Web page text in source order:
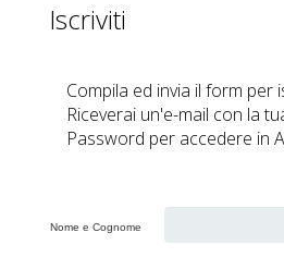
Iscriviti
Compila ed invia il form per
Riceverai un'e-mail con la
Password per accedere in
Nome e Cognome